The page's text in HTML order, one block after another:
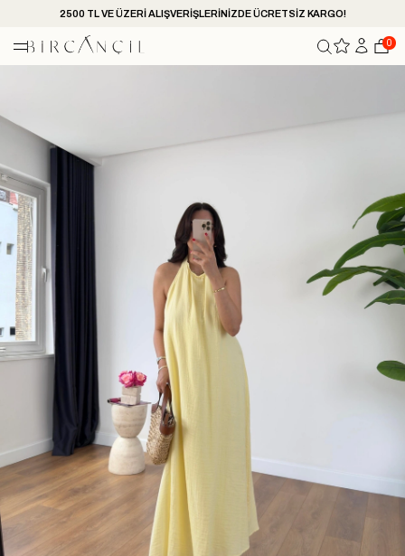
2500 TL VE ÜZERİ ALIŞVERİŞLERİNİZDE ÜCRETSİZ KARGO!
0